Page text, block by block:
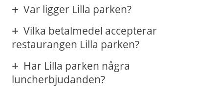
Var ligger Lilla parken?
Vilka betalmedel accepterar
restaurangen Lilla parken?
Har Lilla parken några
luncherbjudanden?